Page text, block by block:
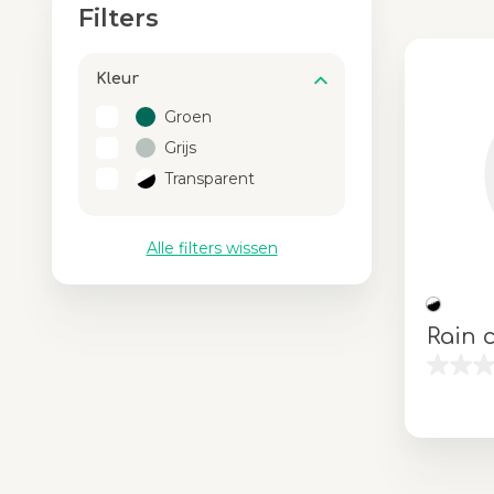
Rain
Kleur
Filters
Kleur
Groen
Grijs
Transparent
Alle filters wissen